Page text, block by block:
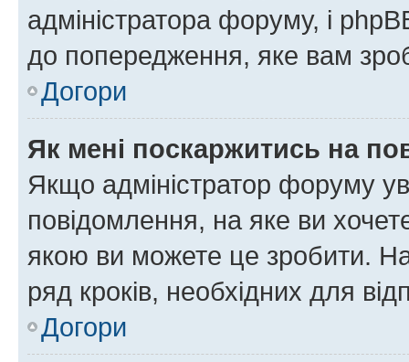
адміністратора форуму, і
до попередження, яке вам
Догори
Як мені поскаржитись на
Якщо адміністратор форуму
повідомлення, на яке ви
якою ви можете це зробити.
ряд кроків, необхідних для
Догори